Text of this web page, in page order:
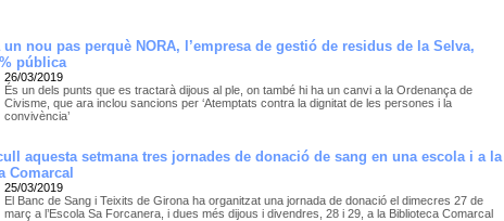
un nou pas perquè NORA, l’empresa de gestió de residus de la Selva,
pública
26/03/2019
És un dels punts que es tractarà dijous al ple, on també hi ha un canvi a la Ordenança de
Civisme, que ara inclou sancions per ‘Atemptats contra la dignitat de les persones i la
convivència’
aquesta setmana tres jornades de donació de sang en una escola i a la
Comarcal
25/03/2019
El Banc de Sang i Teixits de Girona ha organitzat una jornada de donació el dimecres 27 de
març a l’Escola Sa Forcanera, i dues més dijous i divendres, 28 i 29, a la Biblioteca Comarcal